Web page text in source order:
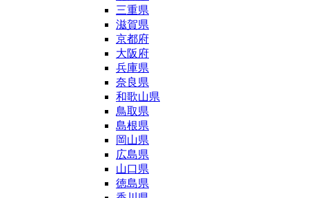
三重県
滋賀県
京都府
大阪府
兵庫県
奈良県
和歌山県
鳥取県
島根県
岡山県
広島県
山口県
徳島県